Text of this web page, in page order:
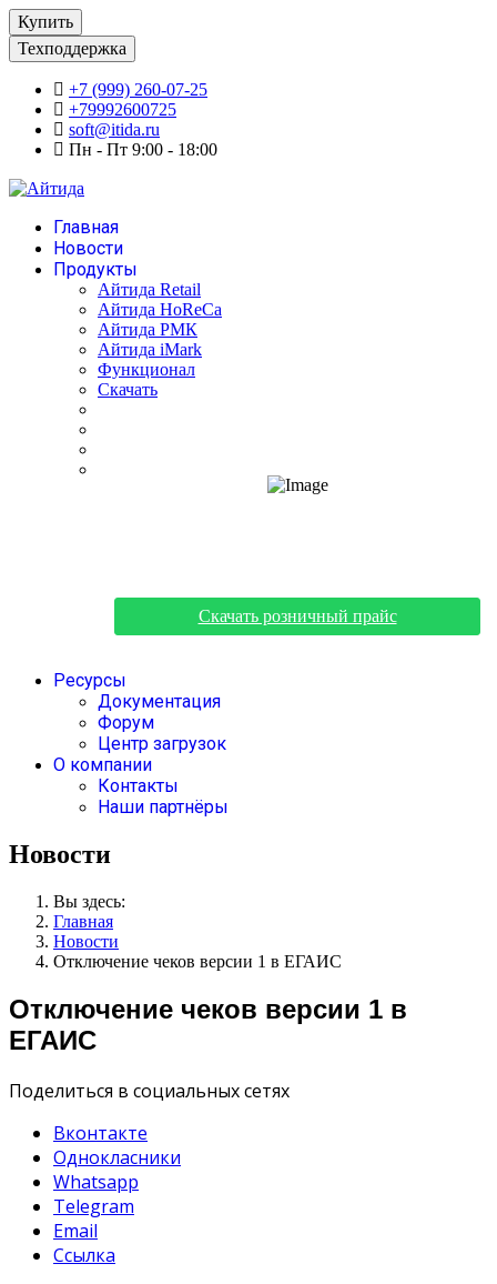
Купить
Техподдержка
+7 (999) 260-07-25
+79992600725
soft@itida.ru
Пн - Пт 9:00 - 18:00
Главная
Новости
Продукты
Айтида Retail
Айтида HoReCa
Айтида РМК
Айтида iMark
Функционал
Скачать
Скачать розничный прайс
Ресурсы
Документация
Форум
Центр загрузок
О компании
Контакты
Наши партнёры
Новости
Вы здесь:
Главная
Новости
Отключение чеков версии 1 в ЕГАИС
Отключение чеков версии 1 в
ЕГАИС
Поделиться в социальных сетях
Вконтакте
Однокласники
Whatsapp
Telegram
Email
Ссылка